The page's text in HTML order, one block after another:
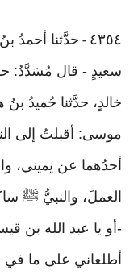
٤٣٥٤ - حدَّثنا أحمدُ
خالدٍ، حدَّثنا حُميدُ بنُ
موسى: أقبلتُ إلى
أحدُهما عن يميني،
العملَ، والنبيُّ ﷺ
-أو يا عبد الله بن
أطلعاني على ما في